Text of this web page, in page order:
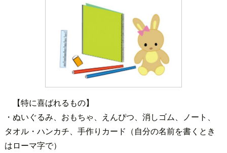
【特に喜ばれるもの】
・ぬいぐるみ、おもちゃ、えんぴつ、消しゴム、ノート、
タオル・ハンカチ、手作りカード（自分の名前を書くとき
はローマ字で）